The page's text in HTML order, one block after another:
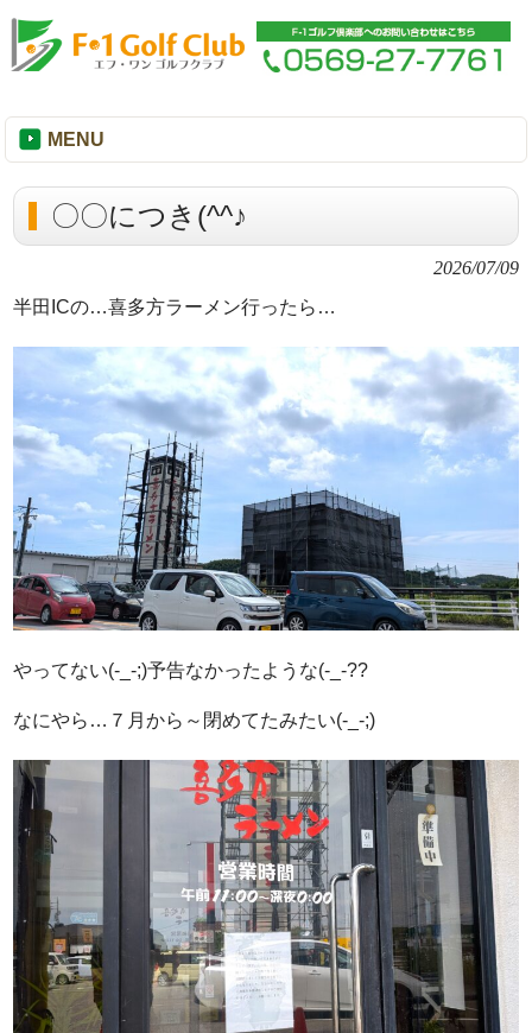
MENU
〇〇につき(^^♪
2026/07/09
半田ICの…喜多方ラーメン行ったら…
やってない(-_-;)予告なかったような(-_-??
なにやら…７月から～閉めてたみたい(-_-;)